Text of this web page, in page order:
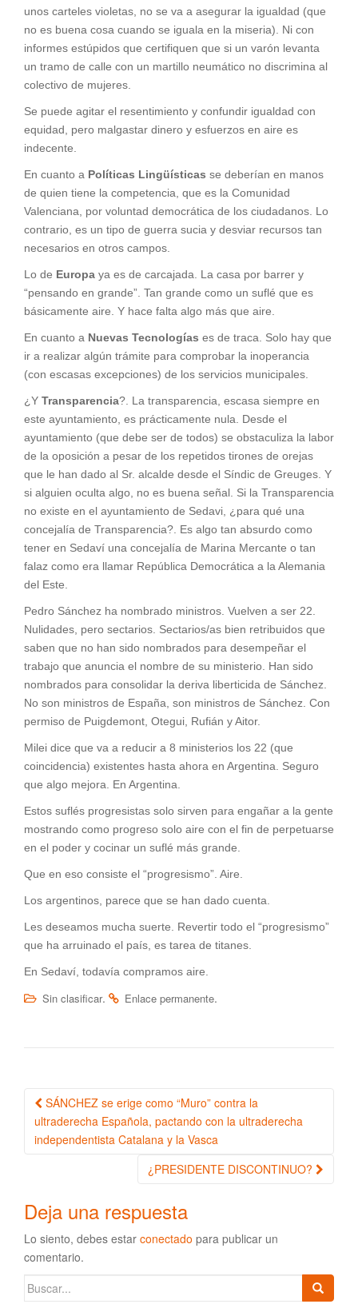
unos carteles violetas, no se va a asegurar la igualdad (que
no es buena cosa cuando se iguala en la miseria). Ni con
informes estúpidos que certifiquen que si un varón levanta
un tramo de calle con un martillo neumático no discrimina al
colectivo de mujeres.
Se puede agitar el resentimiento y confundir igualdad con
equidad, pero malgastar dinero y esfuerzos en aire es
indecente.
En cuanto a Políticas Lingüísticas se deberían en manos
de quien tiene la competencia, que es la Comunidad
Valenciana, por voluntad democrática de los ciudadanos. Lo
contrario, es un tipo de guerra sucia y desviar recursos tan
necesarios en otros campos.
Lo de Europa ya es de carcajada. La casa por barrer y
“pensando en grande”. Tan grande como un suflé que es
básicamente aire. Y hace falta algo más que aire.
En cuanto a Nuevas Tecnologías es de traca. Solo hay que
ir a realizar algún trámite para comprobar la inoperancia
(con escasas excepciones) de los servicios municipales.
¿Y Transparencia?. La transparencia, escasa siempre en
este ayuntamiento, es prácticamente nula. Desde el
ayuntamiento (que debe ser de todos) se obstaculiza la labor
de la oposición a pesar de los repetidos tirones de orejas
que le han dado al Sr. alcalde desde el Síndic de Greuges. Y
si alguien oculta algo, no es buena señal. Si la Transparencia
no existe en el ayuntamiento de Sedavi, ¿para qué una
concejalía de Transparencia?. Es algo tan absurdo como
tener en Sedaví una concejalía de Marina Mercante o tan
falaz como era llamar República Democrática a la Alemania
del Este.
Pedro Sánchez ha nombrado ministros. Vuelven a ser 22.
Nulidades, pero sectarios. Sectarios/as bien retribuidos que
saben que no han sido nombrados para desempeñar el
trabajo que anuncia el nombre de su ministerio. Han sido
nombrados para consolidar la deriva liberticida de Sánchez.
No son ministros de España, son ministros de Sánchez. Con
permiso de Puigdemont, Otegui, Rufián y Aitor.
Milei dice que va a reducir a 8 ministerios los 22 (que
coincidencia) existentes hasta ahora en Argentina. Seguro
que algo mejora. En Argentina.
Estos suflés progresistas solo sirven para engañar a la gente
mostrando como progreso solo aire con el fin de perpetuarse
en el poder y cocinar un suflé más grande.
Que en eso consiste el “progresismo”. Aire.
Los argentinos, parece que se han dado cuenta.
Les deseamos mucha suerte. Revertir todo el “progresismo”
que ha arruinado el país, es tarea de titanes.
En Sedaví, todavía compramos aire.
Sin clasificar. Enlace permanente.
Navegación de la entrada
SÁNCHEZ se erige como “Muro” contra la
ultraderecha Española, pactando con la ultraderecha
independentista Catalana y la Vasca
¿PRESIDENTE DISCONTINUO?
Deja una respuesta
Lo siento, debes estar conectado para publicar un
comentario.
Buscar: